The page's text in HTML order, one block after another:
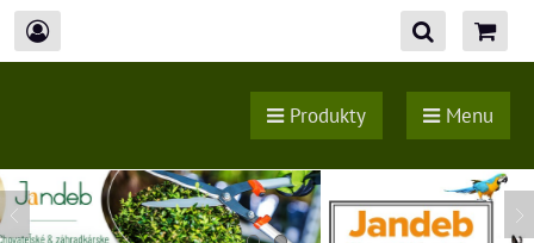
Produkty Menu